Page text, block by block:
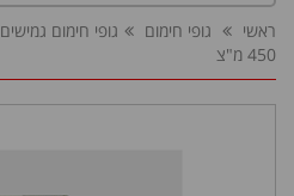
ראשי גופי חימום גופי חימום גמישים
450 מ"צ